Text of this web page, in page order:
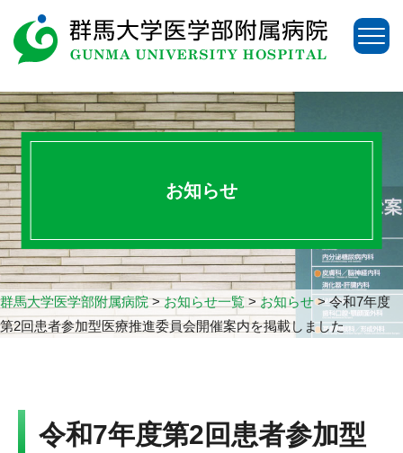
Language
文字サイズ
お知らせ
群馬大学医学部附属病院>お知らせ一覧>お知らせ>令和7年度
第2回患者参加型医療推進委員会開催案内を掲載しました
令和7年度第2回患者参加型